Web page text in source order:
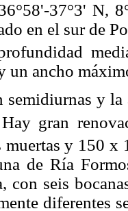
37°3' N,
en el sur de
un ancho
semidiurnas y
Hay gran
muertas y 150 x
de Ría
con seis
diferentes